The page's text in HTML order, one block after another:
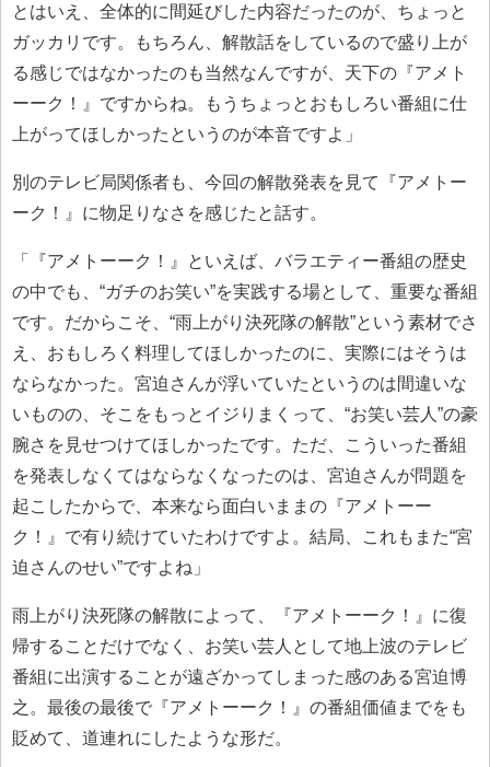
とはいえ、全体的に間延びした内容だったのが、ちょっと
ガッカリです。もちろん、解散話をしているので盛り上が
る感じではなかったのも当然なんですが、天下の『アメト
ーーク！』ですからね。もうちょっとおもしろい番組に仕
上がってほしかったというのが本音ですよ」
別のテレビ局関係者も、今回の解散発表を見て『アメトー
ーク！』に物足りなさを感じたと話す。
「『アメトーーク！』といえば、バラエティー番組の歴史
の中でも、“ガチのお笑い”を実践する場として、重要な番組
です。だからこそ、“雨上がり決死隊の解散”という素材でさ
え、おもしろく料理してほしかったのに、実際にはそうは
ならなかった。宮迫さんが浮いていたというのは間違いな
いものの、そこをもっとイジりまくって、“お笑い芸人”の豪
腕さを見せつけてほしかったです。ただ、こういった番組
を発表しなくてはならなくなったのは、宮迫さんが問題を
起こしたからで、本来なら面白いままの『アメトーー
ク！』で有り続けていたわけですよ。結局、これもまた“宮
迫さんのせい”ですよね」
雨上がり決死隊の解散によって、『アメトーーク！』に復
帰することだけでなく、お笑い芸人として地上波のテレビ
番組に出演することが遠ざかってしまった感のある宮迫博
之。最後の最後で『アメトーーク！』の番組価値までをも
貶めて、道連れにしたような形だ。